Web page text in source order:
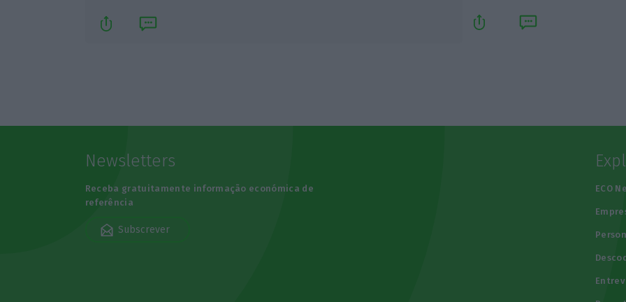
Newsletters
Receba gratuitamente informação económica de
referência
Subscrever
ECO